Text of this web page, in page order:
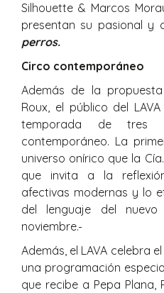
Silhouette & Marcos
presentan su pasional y
perros.
Circo contemporáneo
Además de la
Roux, el público del
temporada de tres
contemporáneo. La
universo onírico que la
que invita a la
afectivas modernas y lo
del lenguaje del
noviembre.
Además, el LAVA celebra
una programación
que recibe a Pepa Plana,